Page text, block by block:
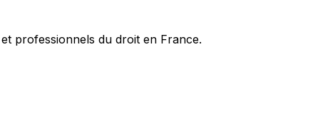
professionnels du droit en France.